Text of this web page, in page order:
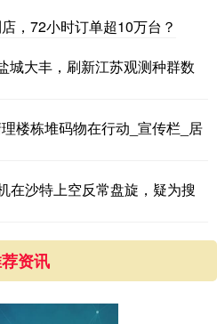
，72小时订单超10万台？
城大丰，刷新江苏观测种群数
楼栋堆码物在行动_宣传栏_居
在沙特上空反常盘旋，疑为搜
资讯